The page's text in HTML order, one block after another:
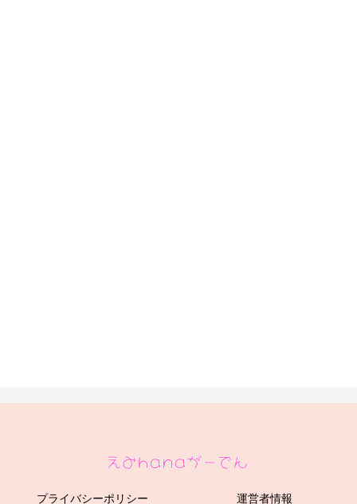
プライバシーポリシー 運営者情報